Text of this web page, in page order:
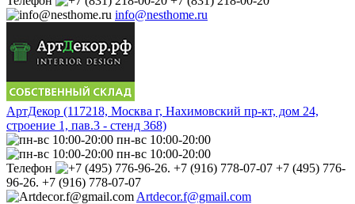
info@nesthome.ru
АртДекор (117218, Москва г, Нахимовский пр-кт, дом 24,
строение 1, пав.3 - стенд 368)
пн-вс 10:00-20:00
пн-вс 10:00-20:00
Телефон
+7 (495) 776-
96-26. +7 (916) 778-07-07
Artdecor.f@gmail.com